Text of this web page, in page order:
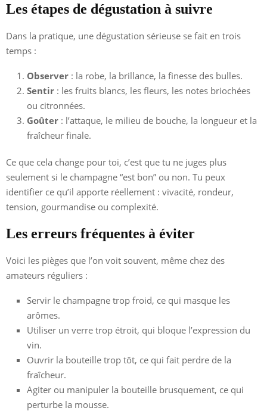
Les étapes de dégustation à suivre
Dans la pratique, une dégustation sérieuse se fait en trois
temps :
Observer : la robe, la brillance, la finesse des bulles.
Sentir : les fruits blancs, les fleurs, les notes briochées
ou citronnées.
Goûter : l’attaque, le milieu de bouche, la longueur et la
fraîcheur finale.
Ce que cela change pour toi, c’est que tu ne juges plus
seulement si le champagne “est bon” ou non. Tu peux
identifier ce qu’il apporte réellement : vivacité, rondeur,
tension, gourmandise ou complexité.
Les erreurs fréquentes à éviter
Voici les pièges que l’on voit souvent, même chez des
amateurs réguliers :
Servir le champagne trop froid, ce qui masque les
arômes.
Utiliser un verre trop étroit, qui bloque l’expression du
vin.
Ouvrir la bouteille trop tôt, ce qui fait perdre de la
fraîcheur.
Agiter ou manipuler la bouteille brusquement, ce qui
perturbe la mousse.